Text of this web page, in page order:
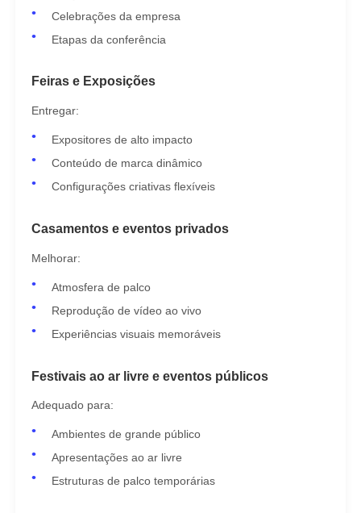
Celebrações da empresa
Etapas da conferência
Feiras e Exposições
Entregar:
Expositores de alto impacto
Conteúdo de marca dinâmico
Configurações criativas flexíveis
Casamentos e eventos privados
Melhorar:
Atmosfera de palco
Reprodução de vídeo ao vivo
Experiências visuais memoráveis
Festivais ao ar livre e eventos públicos
Adequado para:
Ambientes de grande público
Apresentações ao ar livre
Estruturas de palco temporárias